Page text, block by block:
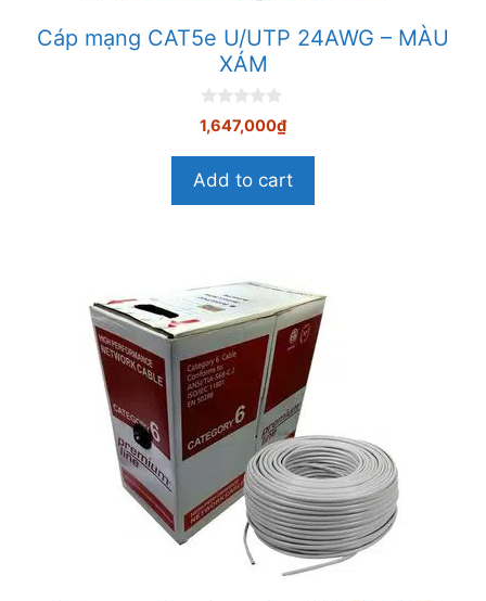
Cáp mạng CAT5e U/UTP 24AWG – MÀU
XÁM
0
n
à
5
1,647,000₫
Add to cart